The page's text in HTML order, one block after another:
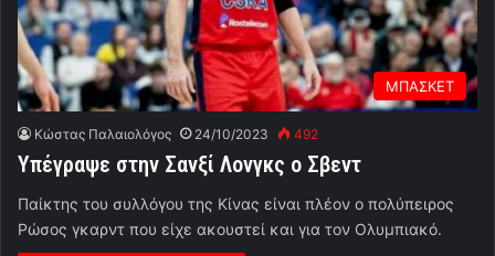
ΜΠΑΣΚΕΤ
Κώστας Παλαιολόγος 24/10/2023 492
Υπέγραψε στην Σανξί Λονγκς ο Σβεντ
Παίκτης του συλλόγου της Κίνας είναι πλέον ο πολύπειρος
Ρώσος γκαρντ που είχε ακουστεί και για τον Ολυμπιακό.